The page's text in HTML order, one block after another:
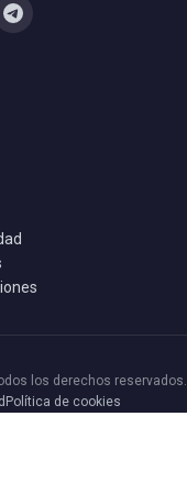
los derechos reservados.
Política de cookies